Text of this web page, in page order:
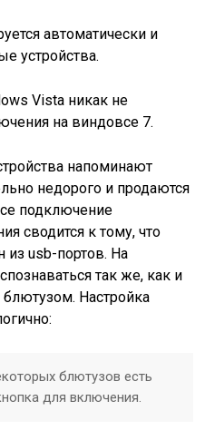
автоматически и
устройства.
Vista никак не
на виндовсе 7.
напоминают
недорого и продаются
подключение
сводится к тому, что
из usb-портов. На
так же, как и
Настройка
блютузов есть
для включения.